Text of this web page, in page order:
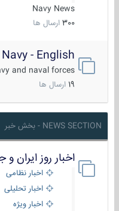
Navy News
300 ارسال ها
Navy - English
and naval forces!
ارسال ها
NEWS SECTION - بخش خبر
اخبار روز ایران و
اخبار نظامی
اخبار تحلیلی
اخبار ویژه